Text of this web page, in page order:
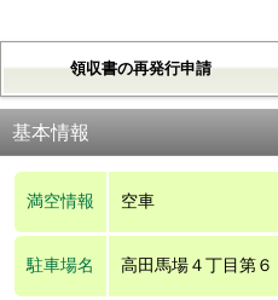
領収書の再発行申請
基本情報
満空情報 空車
駐車場名 高田馬場４丁目第６